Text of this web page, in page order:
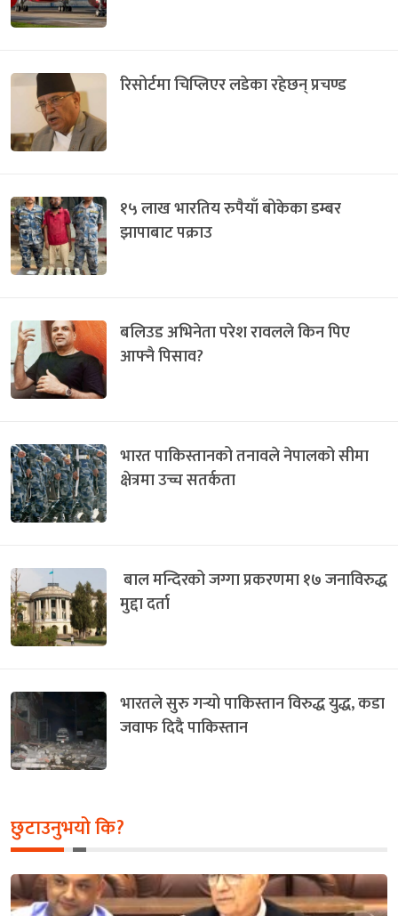
रिसोर्टमा चिप्लिएर लडेका रहेछन् प्रचण्ड
१५ लाख भारतिय रुपैयाँ बोकेका डम्बर
झापाबाट पक्राउ
बलिउड अभिनेता परेश रावलले किन पिए
आफ्नै पिसाव?
भारत पाकिस्तानको तनावले नेपालको सीमा
क्षेत्रमा उच्च सतर्कता
बाल मन्दिरको जग्गा प्रकरणमा १७ जनाविरुद्ध
मुद्दा दर्ता
भारतले सुरु गर्‍यो पाकिस्तान विरुद्ध युद्ध, कडा
जवाफ दिदै पाकिस्तान
छुटाउनुभयो कि?